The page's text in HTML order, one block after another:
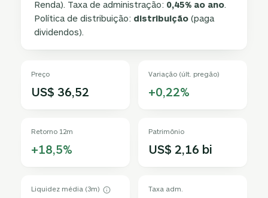
Renda). Taxa de administração: 0,45% ao ano.
Política de distribuição: distribuição (paga
dividendos).
Preço
US$ 36,52
Variação (últ. pregão)
+0,22%
Retorno 12m
+18,5%
Patrimônio
US$ 2,16 bi
Liquidez média (3m) Taxa adm.